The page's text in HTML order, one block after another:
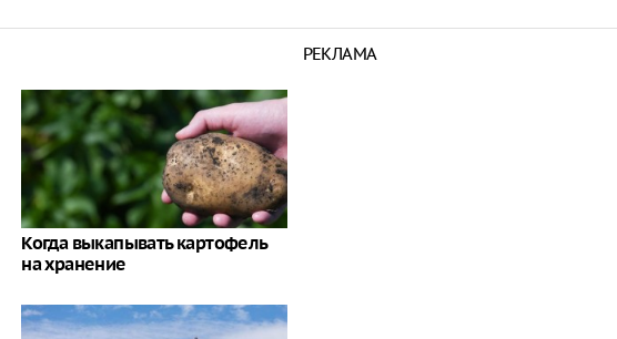
Когда выкапывать картофель
на хранение
РЕКЛАМА